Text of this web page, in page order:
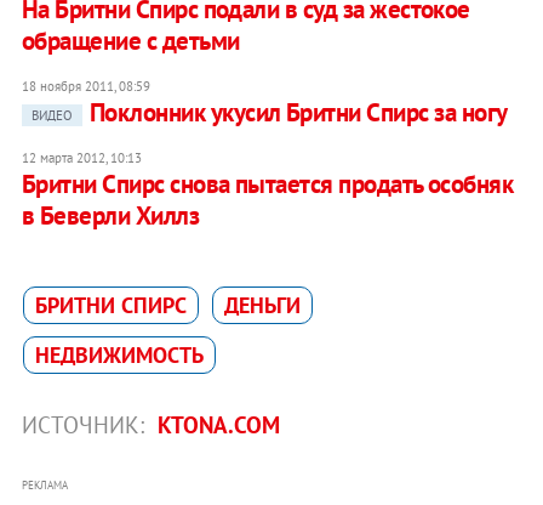
На Бритни Спирс подали в суд за жестокое
обращение с детьми
18 ноября 2011, 08:59
ВИДЕО
Поклонник укусил Бритни Спирс за ногу
12 марта 2012, 10:13
Бритни Спирс снова пытается продать особняк
в Беверли Хиллз
БРИТНИ СПИРС
ДЕНЬГИ
НЕДВИЖИМОСТЬ
ИСТОЧНИК: KTONA.COM
РЕКЛАМА